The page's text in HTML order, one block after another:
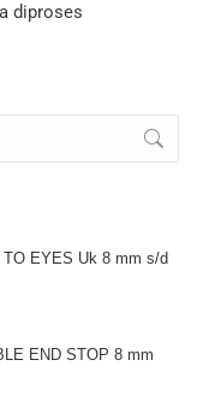
diproses
EYES Uk 8 mm s/d
END STOP 8 mm